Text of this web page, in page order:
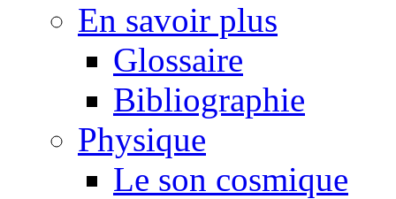
En savoir plus
Glossaire
Bibliographie
Physique
Le son cosmique